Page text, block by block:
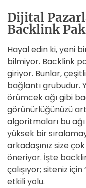
Dijital
Backlink
Hayal edin ki, yeni
bilmiyor. Backlink
giriyor. Bunlar,
bağlantı grubudur.
örümcek ağı gibi
görünürlüğünüzü
algoritmaları bu
yüksek bir
arkadaşınız size
öneriyor. İşte
çalışıyor; siteniz
etkili yolu.